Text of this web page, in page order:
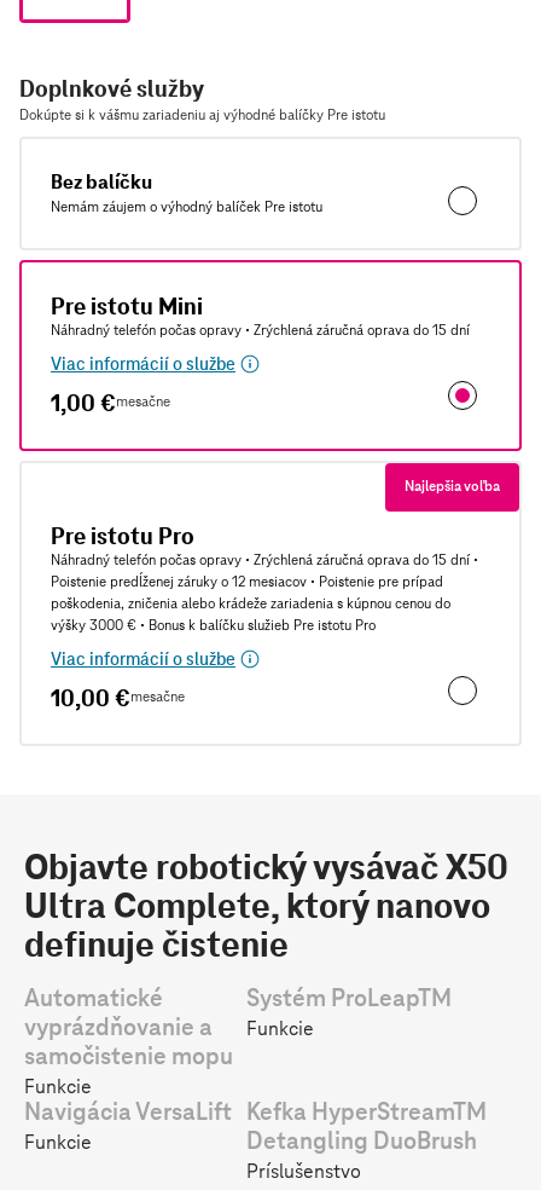
Doplnkové služby
Dokúpte si k vášmu zariadeniu aj výhodné balíčky Pre istotu
Bez balíčku
Nemám záujem o výhodný balíček Pre istotu
Pre istotu Mini
Náhradný telefón počas opravy • Zrýchlená záručná oprava do 15 dní
Viac informácií o službe
1,00 €mesačne Pre istotu
Najlepšia voľba
Pre istotu Pro
Náhradný telefón počas opravy • Zrýchlená záručná oprava do 15 dní •
Poistenie predĺženej záruky o 12 mesiacov • Poistenie pre prípad
poškodenia, zničenia alebo krádeže zariadenia s kúpnou cenou do
výšky 3000 € • Bonus k balíčku služieb Pre istotu Pro
Viac informácií o službe
10,00 €mesačne Pre istotu